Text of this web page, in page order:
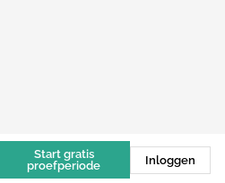
Start gratis
proefperiode
Inloggen